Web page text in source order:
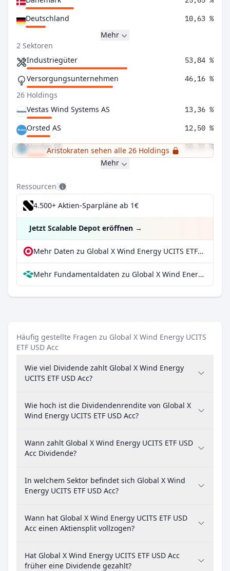
Deutschland 10,63 %
Mehr
2 Sektoren
Industriegüter
53,84 %
Versorgungsunternehmen 46,16 %
26 Holdings
Vestas Wind Systems AS
13,36 %
Orsted AS 12,50 %
Nordex SE 10,31 %
Aristokraten sehen alle 26 Holdings
Mehr
Ressourcen
4.500+ Aktien-Sparpläne ab 1€
Jetzt Scalable Depot eröffnen →
Mehr Daten zu Global X Wind Energy UCITS ETF USD Acc bei extraETF
Mehr Fundamentaldaten zu Global X Wind Energy UCITS ETF USD Acc bei Parqet
Häufig gestellte Fragen zu Global X Wind Energy UCITS
ETF USD Acc
Wie viel Dividende zahlt Global X Wind Energy
UCITS ETF USD Acc?
Wie hoch ist die Dividendenrendite von Global X
Wind Energy UCITS ETF USD Acc?
Wann zahlt Global X Wind Energy UCITS ETF USD
Acc Dividende?
In welchem Sektor befindet sich Global X Wind
Energy UCITS ETF USD Acc?
Wann hat Global X Wind Energy UCITS ETF USD
Acc einen Aktiensplit vollzogen?
Hat Global X Wind Energy UCITS ETF USD Acc
früher eine Dividende gezahlt?